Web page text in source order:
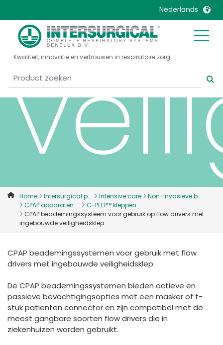
Nederlands
United Kingdom
United States
Belgique, Français
Canada, English
Canada, Français
Denmark
Deutschland
España
Italia
Russia
Sweden
International English
Kwaliteit, innovatie en vertrouwen in respiratoire zorg
Home Intersurgical p... Intensive care
Non-invasieve b...
CPAP apparaten ...
C-PEEP™ kleppen...
CPAP beademingssysteem voor gebruik op flow drivers met
ingebouwde veiligheidsklep
CPAP beademingssystemen voor gebruik met flow
drivers met ingebouwde veiligheidsklep.
De CPAP beademingssystemen bieden actieve en
passieve bevochtigingsopties met een masker of t-
stuk patiënten connector en zijn compatibel met de
meest gangbare soorten flow drivers die in
ziekenhuizen worden gebruikt.